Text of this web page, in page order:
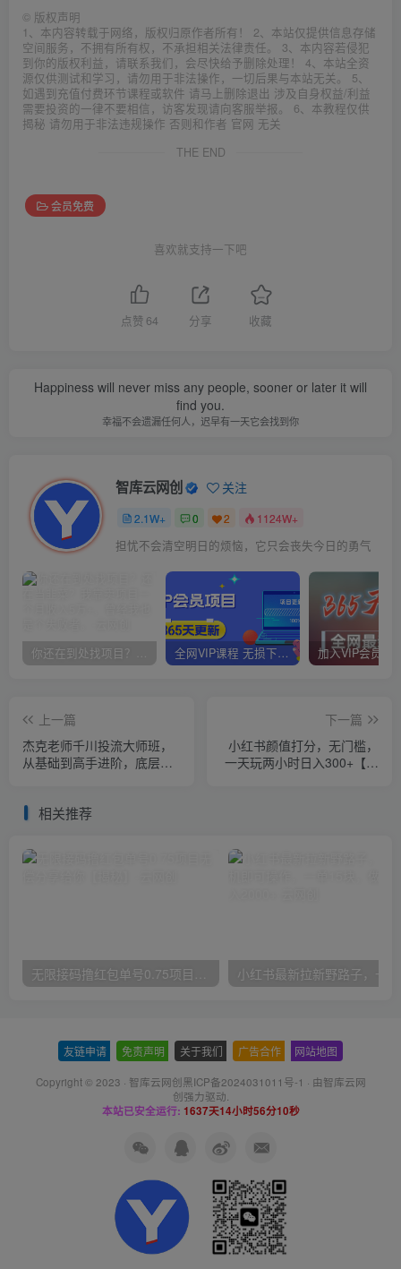
© 版权声明
1、本内容转载于网络，版权归原作者所有！ 2、本站仅提供信息存储
空间服务，不拥有所有权，不承担相关法律责任。 3、本内容若侵犯
到你的版权利益，请联系我们，会尽快给予删除处理！ 4、本站全资
源仅供测试和学习，请勿用于非法操作，一切后果与本站无关。 5、
如遇到充值付费环节课程或软件 请马上删除退出 涉及自身权益/利益
需要投资的一律不要相信，访客发现请向客服举报。 6、本教程仅供
揭秘 请勿用于非法违规操作 否则和作者 官网 无关
THE END
会员免费
喜欢就支持一下吧
点赞 64 分享 收藏
Happiness will never miss any people, sooner or later it will
find you.
幸福不会遗漏任何人，迟早有一天它会找到你
智库云网创 关注
2.1W+ 0 2 1124W+
担忧不会清空明日的烦恼，它只会丧失今日的勇气
你还在到处找项目？还在当韭菜？我靠卖项目一个月收入5万+，曾经我也是个失败者。 全网VIP课程 无损下载~
上一篇
杰克老师千川投流大师班，
从基础到高手进阶，底层逻
下一篇
小红书颜值打分，无门槛，
一天玩两小时日入300+【揭
相关推荐
无限接码撸红包单号0.75项目无偿分享给你【揭秘】
友链申请 免责声明 关于我们 广告合作 网站地图
Copyright © 2023 · 智库云网创黑ICP备2024031011号-1 · 由智库云网
创强力驱动.
本站已安全运行: 1637天14小时56分10秒